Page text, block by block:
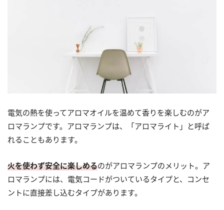
電気の熱を使ってアロマオイルを温めて香りを楽しむのがア
ロマランプです。アロマランプは、「アロマライト」と呼ば
れることもあります。
火を使わず安全に楽しめるのがアロマランプのメリット。ア
ロマランプには、電気コードがついているタイプと、コンセ
ントに直接差し込むタイプがあります。